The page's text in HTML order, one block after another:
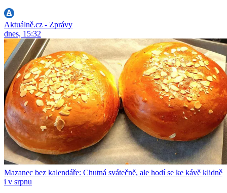
Aktuálně.cz - Zprávy
dnes, 15:32
Mazanec bez kalendáře: Chutná svátečně, ale hodí se ke kávě klidně
i v srpnu